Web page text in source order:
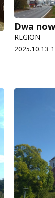
Dwa
REGION
2025.10.13